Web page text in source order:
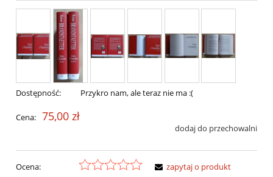
Dostępność: Przykro nam, ale teraz nie ma :(
Cena: 75,00 zł
dodaj do przechowalni
Ocena:
zapytaj o produkt